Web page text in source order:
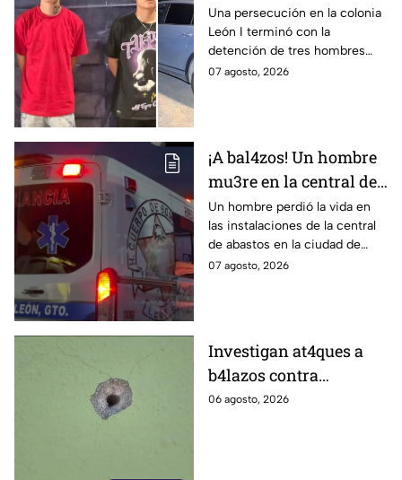
colonia León I: Así
IDENTIFICARON y
DETUVIERON a tres
hombres, en León
Una persecución en la colonia
León I terminó con la
detención de tres hombres
que viajaban en una
07 agosto, 2026
¡A bal4zos! Un hombre
mu3re en la central de
abastos; esto es lo que
se sabe
Un hombre perdió la vida en
las instalaciones de la central
de abastos en la ciudad de
León, tras ser víctima de un
07 agosto, 2026
Investigan at4ques a
b4lazos contra
distintos domicilios en
06 agosto, 2026